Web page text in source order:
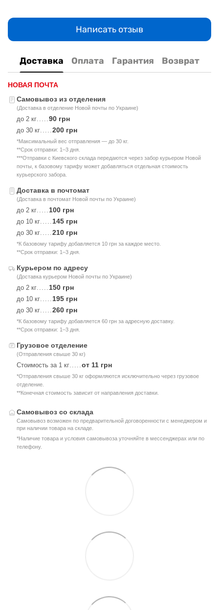
Написать отзыв
Доставка Оплата Гарантия Возврат
НОВАЯ ПОЧТА
Самовывоз из отделения
(Доставка в отделение Новой почты по Украине)
до 2 кг.....90 грн
до 30 кг.....200 грн
*Максимальный вес отправления — до 30 кг.
**Срок отправки: 1–3 дня.
***Отправки с Киевского склада передаются через забор курьером Новой
почты, к базовому тарифу может добавляться отдельная стоимость
курьерского забора.
Доставка в почтомат
(Доставка в почтомат Новой почты по Украине)
до 2 кг..... 100 грн
до 10 кг..... 145 грн
до 30 кг.....210 грн
*К базовому тарифу добавляется 10 грн за каждое место.
**Срок отправки: 1–3 дня.
Курьером по адресу
(Доставка курьером Новой почты по Украине)
до 2 кг..... 150 грн
до 10 кг..... 195 грн
до 30 кг.....260 грн
*К базовому тарифу добавляется 60 грн за адресную доставку.
**Срок отправки: 1–3 дня.
Грузовое отделение
(Отправления свыше 30 кг)
Стоимость за 1 кг.....от 11 грн
*Отправления свыше 30 кг оформляются исключительно через грузовое
отделение.
**Конечная стоимость зависит от направления доставки.
Самовывоз со склада
Самовывоз возможен по предварительной договоренности с менеджером и
при наличии товара на складе.
*Наличие товара и условия самовывоза уточняйте в мессенджерах или по
телефону.